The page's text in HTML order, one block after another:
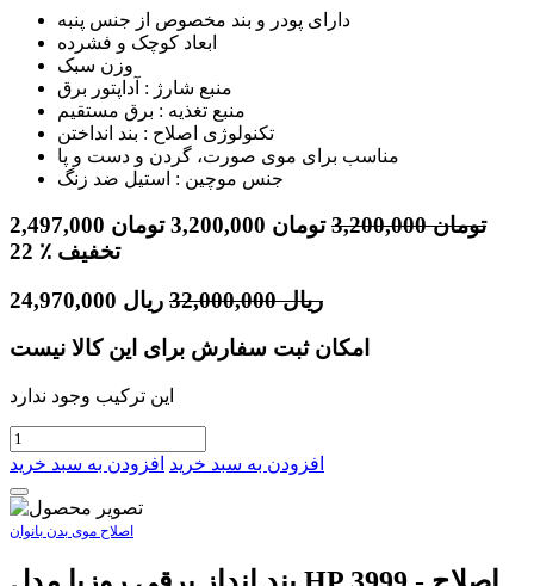
دارای پودر و بند مخصوص از جنس پنبه
ابعاد کوچک و فشرده
وزن سبک
منبع شارژ : آداپتور برق
منبع تغذیه : برق مستقیم
تکنولوژی اصلاح : بند انداختن
مناسب برای موی صورت، گردن و دست و پا
جنس موچین : استیل ضد زنگ
2,497,000 تومان 3,200,000تومان 3,200,000 تومان
22
٪ تخفیف
24,970,000 ریال 32,000,000 ریال
امکان ثبت سفارش برای این کالا نیست
این ترکیب وجود ندارد
افزودن به سبد خرید افزودن به سبد خرید
اصلاح موی بدن بانوان